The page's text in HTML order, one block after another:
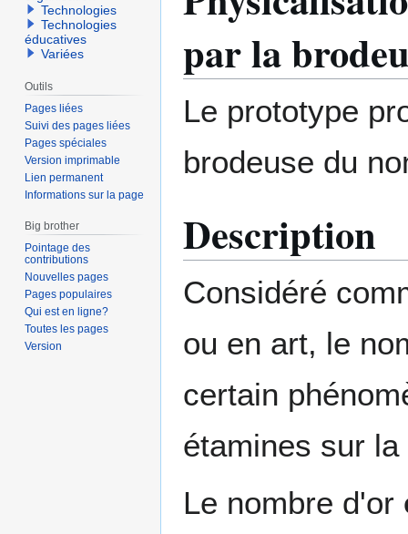
par la
Le prototype
brodeuse du
Description
Considéré
ou en art, le
certain
étamines sur
Le nombre d'or
Technologies
Technologies
éducatives
Variées
Outils
Pages liées
Suivi des pages liées
Pages spéciales
Version imprimable
Lien permanent
Informations sur la page
Big brother
Pointage des
contributions
Nouvelles pages
Pages populaires
Qui est en ligne?
Toutes les pages
Version